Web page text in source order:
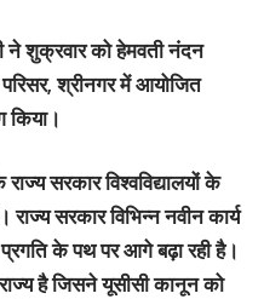
ने शुक्रवार को हेमवती नंदन
परिसर, श्रीनगर में आयोजित
किया।
सरकार विश्वविद्यालयों के
सरकार विभिन्न नवीन कार्य
के पथ पर आगे बढ़ा रही है।
है जिसने यूसीसी कानून को